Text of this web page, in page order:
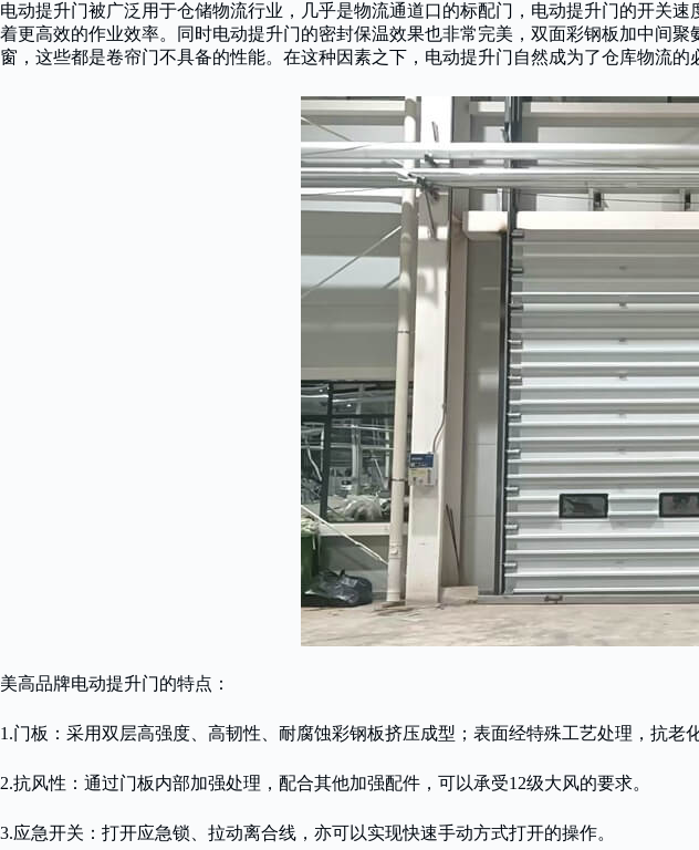
电动提升门被广泛用于仓储物流行业，几乎是物流通道口的标配门，电动提升门的开关
着更高效的作业效率。同时电动提升门的密封保温效果也非常完美，双面彩钢板加中间
窗，这些都是卷帘门不具备的性能。在这种因素之下，电动提升门自然成为了仓库物流的
美高品牌电动提升门的特点：
1.门板：采用双层高强度、高韧性、耐腐蚀彩钢板挤压成型；表面经特殊工艺处理，抗老
2.抗风性：通过门板内部加强处理，配合其他加强配件，可以承受12级大风的要求。
3.应急开关：打开应急锁、拉动离合线，亦可以实现快速手动方式打开的操作。